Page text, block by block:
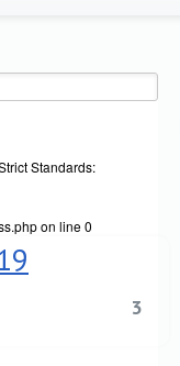
Standards:
on line 0
3